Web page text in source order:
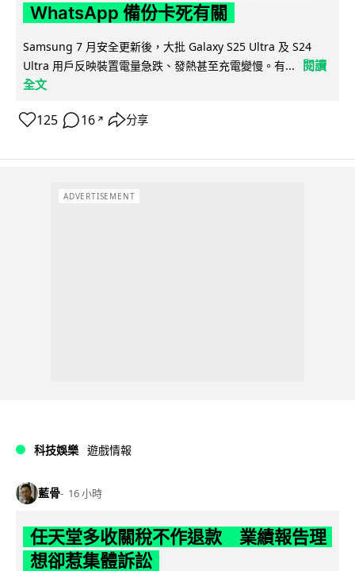
WhatsApp 備份卡死有關
Samsung 7 月安全更新後，大批 Galaxy S25 Ultra 及 S24
Ultra 用戶反映裝置電量急跌、發熱甚至充電變慢。有...
閱讀
全文
125 16 ↗ 分享
ADVERTISEMENT
科技娛樂 遊戲情報
藍骨 16 小時
任天堂多收關稅不作退款 業績報告理
想卻惹集體訴訟